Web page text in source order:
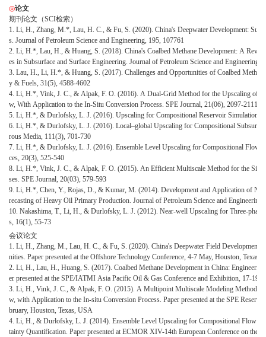
◎论文
期刊论文（SCI检索）
1. Li, H., Zhang, M.*, Lau, H. C., & Fu, S. (2020). China's Deepwater Development:
s. Journal of Petroleum Science and Engineering, 195, 107761
2. Li, H.*, Lau, H., & Huang, S. (2018). China's Coalbed Methane Development: A
es in Subsurface and Surface Engineering. Journal of Petroleum Science and Engineering,
3. Lau, H., Li, H.*, & Huang, S. (2017). Challenges and Opportunities of Coalbed
y & Fuels, 31(5), 4588-4602
4. Li, H.*, Vink, J. C., & Alpak, F. O. (2016). A Dual-Grid Method for the Upscaling of
w, With Application to the In-Situ Conversion Process. SPE Journal, 21(06), 2097-2111
5. Li, H.*, & Durlofsky, L. J. (2016). Upscaling for Compositional Reservoir Simulation.
6. Li, H.*, & Durlofsky, L. J. (2016). Local–global Upscaling for Compositional
rous Media, 111(3), 701-730
7. Li, H.*, & Durlofsky, L. J. (2016). Ensemble Level Upscaling for Compositional Flow
ces, 20(3), 525-540
8. Li, H.*, Vink, J. C., & Alpak, F. O. (2015). An Efficient Multiscale Method for the
ses. SPE Journal, 20(03), 579-593
9. Li, H.*, Chen, Y., Rojas, D., & Kumar, M. (2014). Development and Application of
recasting of Heavy Oil Primary Production. Journal of Petroleum Science and
10. Nakashima, T., Li, H., & Durlofsky, L. J. (2012). Near-well Upscaling for Three-phase
s, 16(1), 55-73
会议论文
1. Li, H., Zhang, M., Lau, H. C., & Fu, S. (2020). China's Deepwater Field Development:
nities. Paper presented at the Offshore Technology Conference, 4-7 May, Houston, Texas,
2. Li, H., Lau, H., Huang, S. (2017). Coalbed Methane Development in China:
er presented at the SPE/IATMI Asia Pacific Oil & Gas Conference and Exhibition, 17-19
3. Li, H., Vink, J. C., & Alpak, F. O. (2015). A Multipoint Multiscale Modeling Method
w, with Application to the In-situ Conversion Process. Paper presented at the SPE
bruary, Houston, Texas, USA
4. Li, H., & Durlofsky, L. J. (2014). Ensemble Level Upscaling for Compositional Flow
tainty Quantification. Paper presented at ECMOR XIV-14th European Conference on the